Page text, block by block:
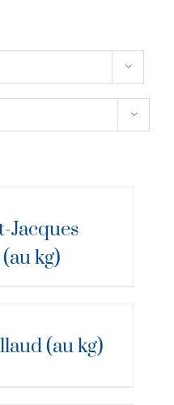
Jacques
kg)
(au kg)